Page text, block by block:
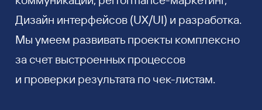
Дизайн интерфейсов (UX/UI) и разработка.
Мы умеем развивать проекты комплексно
за счет выстроенных процессов
и проверки результата по чек-листам.